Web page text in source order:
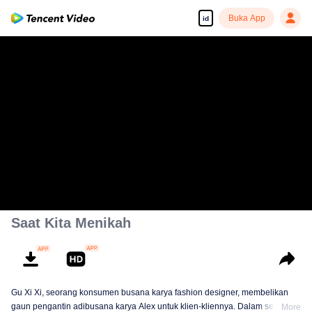
id Buka App
Saat Kita Menikah
Gu Xi Xi, seorang konsumen busana karya fashion designer, membelikan
gaun pengantin adibusana karya Alex untuk klien-kliennya. Dalam sebuahMore